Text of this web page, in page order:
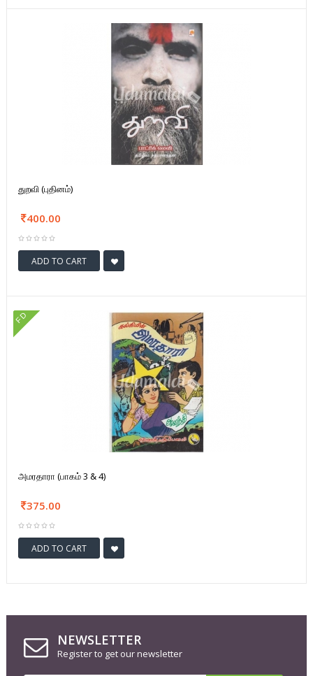
துறவி (புதினம்)
400.00
ADD TO CART
FD
அமரதாரா (பாகம் 3 & 4)
375.00
ADD TO CART
NEWSLETTER
Register to get our newsletter